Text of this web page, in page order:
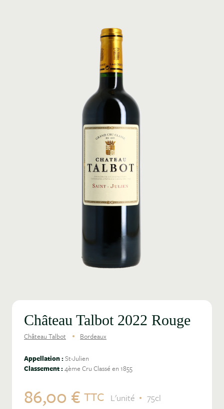
Château Talbot 2022 Rouge
Château Talbot Bordeaux
Appellation :St-Julien
Classement :4ème Cru Classé en 1855
86,00 € TTC L'unité 75cl